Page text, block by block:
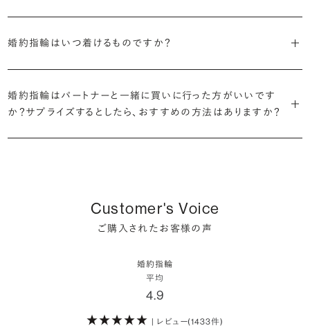
定機関が発行する信頼性の高い鑑定書が付属いたします。
一般的に利用頻度が高い、リングのサイズ直しや表面の仕上げ直しな
どのメンテナンスについては全て永久「無料」保証。その他、万が一に
備えたアフターサービスも永久保証で対応しております。
細かく設定し検索が可能です。限られた候補から選ぶのではなく、ま
婚約指輪用のすべてのダイヤモンドに、国内外の信頼性の高い鑑定
す。輝きの違いをお楽しみください。
プラチナの婚約指輪
イエローゴールドの婚約指輪
ピンクゴールドの婚約指輪
も可能です。
詳しくはこちら
人は67.1%。そのうち婚約指輪を贈られた人は67.9%と、全体の約5
婚約指輪は結婚するために必須のものではありませんが、中には「昔
から憧れがあったがパートナーに遠慮して欲しいと言い出せなかっ
検討していただければと思います。
※データ出典：結婚マーケット調査2025
婚約指輪はいつ着けるものですか？
ん。
婚約指輪はパートナーと一緒に買いに行った方がいいです
か？サプライズするとしたら、おすすめの方法はありますか？
しかし、サプライズで贈り贈られるのも、やはり素敵な経験。ブリリアン
ぜひお二人らしいスタイルを見つけてみてください。
Customer's Voice
ご購入されたお客様の声
婚約指輪
平均
4.9
| レビュー(1433件)